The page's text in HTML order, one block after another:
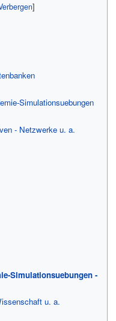
]
Simulationsuebungen
- Netzwerke u. a.
Simulationsuebungen -
u. a.